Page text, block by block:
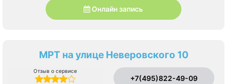
Онлайн запись
МРТ на улице Неверовского 10
Отзыв о сервисе
+7(495)822-49-09